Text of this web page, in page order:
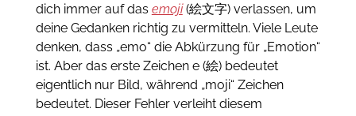
dich immer auf das emoji(絵文字) verlassen, um
deine Gedanken richtig zu vermitteln. Viele Leute
denken, dass „emo“ die Abkürzung für „Emotion“
ist. Aber das erste Zeichen e (絵) bedeutet
eigentlich nur Bild, während „moji“ Zeichen
bedeutet. Dieser Fehler verleiht diesem